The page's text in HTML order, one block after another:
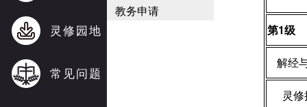
灵修园地
常见问题
教务申请
第1级
解经
灵